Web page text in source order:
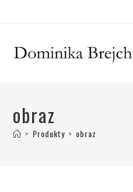
obraz
> Produkty > obraz